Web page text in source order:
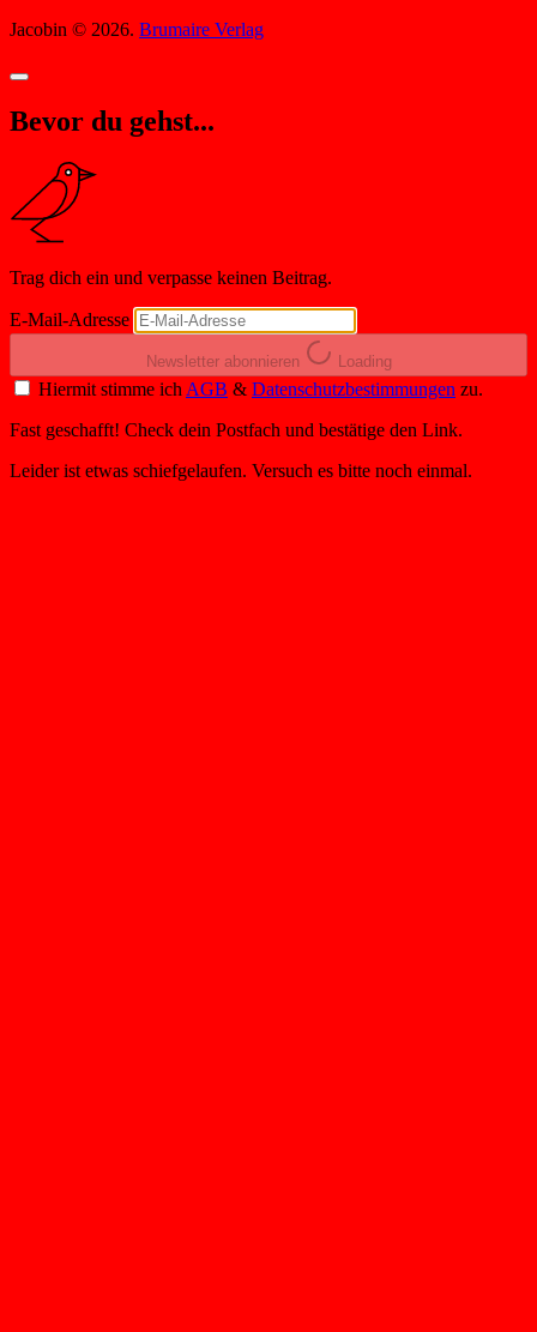
Jacobin © 2026. Brumaire Verlag
Bevor du gehst...
Trag dich ein und verpasse keinen Beitrag.
E-Mail-Adresse
Newsletter abonnieren Loading
Hiermit stimme ich AGB & Datenschutzbestimmungen zu.
Fast geschafft! Check dein Postfach und bestätige den Link.
Leider ist etwas schiefgelaufen. Versuch es bitte noch einmal.